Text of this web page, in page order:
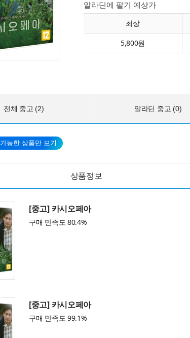
알라딘에 팔기 예상가
최상
5,800원
전체 중고 (2) 알라딘 중고 (0)
가능한 상품만 보기
상품정보
[중고] 카시오페아
구매 만족도 80.4%
[중고] 카시오페아
구매 만족도 99.1%